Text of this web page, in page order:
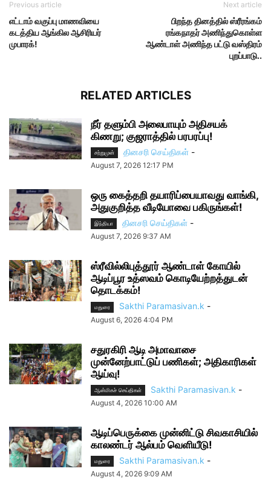
Previous article
எட்டாம் வகுப்பு மாணவியை
கடத்திய ஆங்கில ஆசிரியர்
முபாரக்!
Next article
பிறந்த தினத்தில் ஸ்ரீரங்கம்
ரங்கநாதர் அணிந்துகொள்ள
ஆண்டாள் அணிந்த பட்டு வஸ்திரம்
புறப்பாடு..
RELATED ARTICLES
நீர் தளும்பி அலைபாயும் அதிசயக்
கிணறு; குஜராத்தில் பரபரப்பு!
சற்றுமுன் தினசரி செய்திகள் -
August 7, 2026 12:17 PM
ஒரு கைத்தறி தயாரிப்பையாவது வாங்கி,
அதுகுறித்த வீடியோவை பகிருங்கள்!
இந்தியா தினசரி செய்திகள் -
August 7, 2026 9:37 AM
ஸ்ரீவில்லிபுத்தூர் ஆண்டாள் கோயில்
ஆடிப்பூர உத்ஸவம் கொடியேற்றத்துடன்
தொடக்கம்!
மதுரை Sakthi Paramasivan.k -
August 6, 2026 4:04 PM
சதுரகிரி ஆடி அமாவாசை
முன்னேற்பாட்டுப் பணிகள்; அதிகாரிகள்
ஆய்வு!
ஆன்மிகச் செய்திகள் Sakthi Paramasivan.k -
August 4, 2026 10:00 AM
ஆடிப்பெருக்கை முன்னிட்டு சிவகாசியில்
காலண்டர் ஆல்பம் வெளியீடு!
மதுரை Sakthi Paramasivan.k -
August 4, 2026 9:09 AM